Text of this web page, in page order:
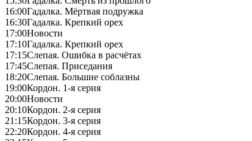
16:00Гадалка. Мёртвая подружка
16:30Гадалка. Крепкий орех
17:00Новости
17:10Гадалка. Крепкий орех
17:15Слепая. Ошибка в расчётах
17:45Слепая. Приседания
18:20Слепая. Большие соблазны
19:00Кордон. 1-я серия
20:00Новости
20:10Кордон. 2-я серия
21:15Кордон. 3-я серия
22:20Кордон. 4-я серия